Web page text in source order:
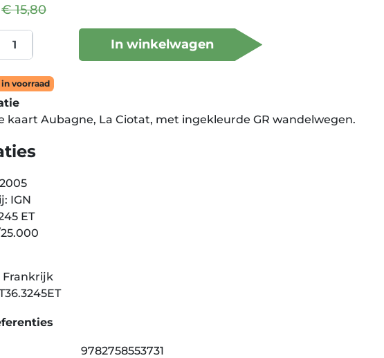
€ 15,80
In winkelwagen
voorraad
kaart Aubagne, La Ciotat, met ingekleurde GR wandelwegen.
IGN
ET
Frankrijk
9782758553731